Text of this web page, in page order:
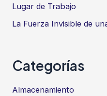
Lugar de Trabajo
La Fuerza Invisible de
Categorías
Almacenamiento